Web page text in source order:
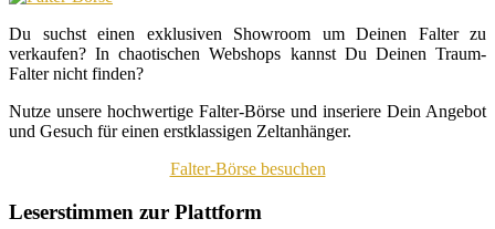
Du suchst einen exklusiven Showroom um Deinen Falter zu
verkaufen? In chaotischen Webshops kannst Du Deinen Traum-
Falter nicht finden?
Nutze unsere hochwertige Falter-Börse und inseriere Dein Angebot
und Gesuch für einen erstklassigen Zeltanhänger.
Falter-Börse besuchen
Leserstimmen zur Plattform